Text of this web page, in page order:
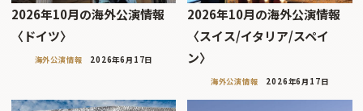
2026年10月の海外公演情報
〈ドイツ〉
海外公演情報 2026年6月17日
2026年10月の海外公演情報
〈スイス/イタリア/スペイ
ン〉
海外公演情報 2026年6月17日